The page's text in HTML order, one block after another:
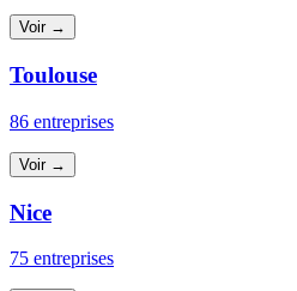
Voir →
Toulouse
86 entreprises
Voir →
Nice
75 entreprises